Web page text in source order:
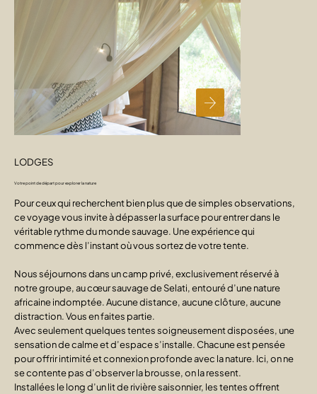
LODGES
Votre point de départ pour explorer la nature
Pour ceux qui recherchent bien plus que de simples observations,
ce voyage vous invite à dépasser la surface pour entrer dans le
véritable rythme du monde sauvage. Une expérience qui
commence dès l’instant où vous sortez de votre tente.
Nous séjournons dans un camp privé, exclusivement réservé à
notre groupe, au cœur sauvage de Selati, entouré d’une nature
africaine indomptée. Aucune distance, aucune clôture, aucune
distraction. Vous en faites partie.
Avec seulement quelques tentes soigneusement disposées, une
sensation de calme et d’espace s’installe. Chacune est pensée
pour offrir intimité et connexion profonde avec la nature. Ici, on ne
se contente pas d’observer la brousse, on la ressent.
Installées le long d’un lit de rivière saisonnier, les tentes offrent